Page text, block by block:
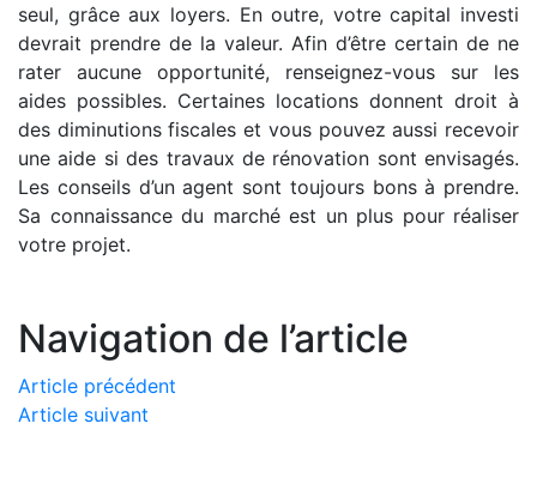
seul, grâce aux loyers. En outre, votre capital investi
devrait prendre de la valeur. Afin d’être certain de ne
rater aucune opportunité, renseignez-vous sur les
aides possibles. Certaines locations donnent droit à
des diminutions fiscales et vous pouvez aussi recevoir
une aide si des travaux de rénovation sont envisagés.
Les conseils d’un agent sont toujours bons à prendre.
Sa connaissance du marché est un plus pour réaliser
votre projet.
Navigation de l’article
Article précédent
Article suivant